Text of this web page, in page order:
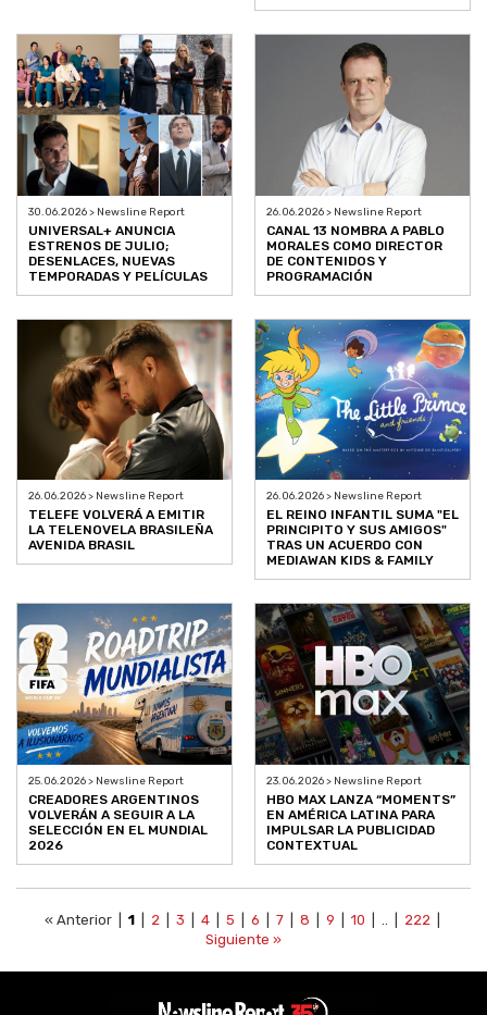
30.06.2026 > Newsline Report
UNIVERSAL+ ANUNCIA
ESTRENOS DE JULIO;
DESENLACES, NUEVAS
TEMPORADAS Y PELÍCULAS
26.06.2026 > Newsline Report
CANAL 13 NOMBRA A PABLO
MORALES COMO DIRECTOR
DE CONTENIDOS Y
PROGRAMACIÓN
26.06.2026 > Newsline Report
TELEFE VOLVERÁ A EMITIR
LA TELENOVELA BRASILEÑA
AVENIDA BRASIL
26.06.2026 > Newsline Report
EL REINO INFANTIL SUMA "EL
PRINCIPITO Y SUS AMIGOS"
TRAS UN ACUERDO CON
MEDIAWAN KIDS & FAMILY
25.06.2026 > Newsline Report
CREADORES ARGENTINOS
VOLVERÁN A SEGUIR A LA
SELECCIÓN EN EL MUNDIAL
2026
23.06.2026 > Newsline Report
HBO MAX LANZA “MOMENTS”
EN AMÉRICA LATINA PARA
IMPULSAR LA PUBLICIDAD
CONTEXTUAL
« Anterior | 1| 2| 3 4| 5 6 7| 8 9 10 | .. | 222|
Siguiente »